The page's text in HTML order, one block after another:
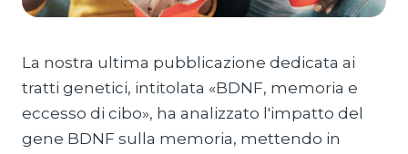
La nostra ultima pubblicazione dedicata ai
tratti genetici, intitolata «BDNF, memoria e
eccesso di cibo», ha analizzato l'impatto del
gene BDNF sulla memoria, mettendo in